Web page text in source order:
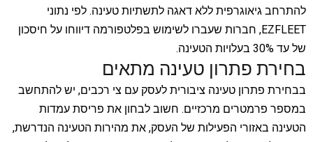
להתרחב גיאוגרפית ללא דאגה לתשתיות טעינה. לפי נתוני
EZFLEET, חברות שעברו לשימוש בפלטפורמה דיווחו על חיסכון
של עד 30% בעלויות הטעינה.
בחירת פתרון טעינה מתאים
בבחירת פתרון טעינה ציבורית לעסק עם צי רכבים, יש להתחשב
במספר פרמטרים מרכזיים. חשוב לבחון את פריסת עמדות
הטעינה באזורי הפעילות של העסק, את מהירות הטעינה הנדרשת,